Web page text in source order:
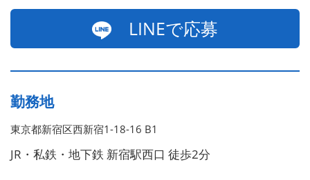
LINEで応募
勤務地
東京都新宿区西新宿1-18-16 B1
JR・私鉄・地下鉄 新宿駅西口 徒歩2分